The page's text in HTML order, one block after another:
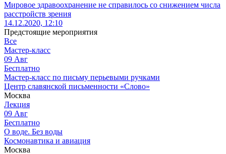
Мировое здравоохранение не справилось со снижением числа
расстройств зрения
14.12.2020, 12:10
Предстоящие мероприятия
Все
Мастер-класс
09 Авг
Бесплатно
Мастер-класс по письму перьевыми ручками
Центр славянской письменности «Слово»
Москва
Лекция
09 Авг
Бесплатно
О воде. Без воды
Космонавтика и авиация
Москва